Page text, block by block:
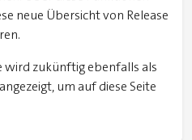
neue Übersicht von Release
wird zukünftig ebenfalls als
um auf diese Seite